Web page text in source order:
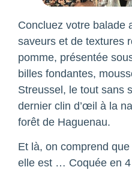
Concluez votre balade
saveurs et de textures
pomme, présentée
billes fondantes,
Streussel, le tout sans
dernier clin d’œil à la
forêt de Haguenau.
Et là, on comprend
elle est … Coquée en